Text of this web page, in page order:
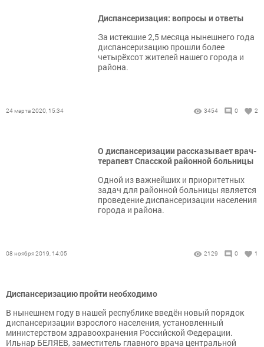
Диспансеризация: вопросы и ответы
За истекшие 2,5 месяца нынешнего года
диспансеризацию прошли более
четырёхсот жителей нашего города и
района.
24 марта 2020, 15:34 3454 0 2
О диспансеризации рассказывает врач-
терапевт Спасской районной больницы
Одной из важнейших и приоритетных
задач для районной больницы является
проведение диспансеризации населения
города и района.
08 ноября 2019, 14:05 2129 0 1
Диспансеризацию пройти необходимо
В нынешнем году в нашей республике введён новый порядок
диспансеризации взрослого населения, установленный
министерством здравоохранения Российской Федерации.
Ильнар БЕЛЯЕВ, заместитель главного врача центральной